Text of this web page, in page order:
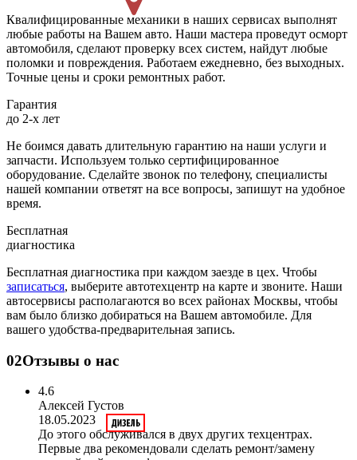
Квалифицированные механики в наших сервисах выполнят
любые работы на Вашем авто. Наши мастера проведут осморт
автомобиля, сделают проверку всех систем, найдут любые
поломки и повреждения. Работаем ежедневно, без выходных.
Точные цены и сроки ремонтных работ.
Гарантия
до 2-х лет
Не боимся давать длительную гарантию на наши услуги и
запчасти. Используем только сертифицированное
оборудование. Сделайте звонок по телефону, специалисты
нашей компании ответят на все вопросы, запишут на удобное
время.
Бесплатная
диагностика
Бесплатная диагностика при каждом заезде в цех. Чтобы
записаться, выберите автотехцентр на карте и звоните. Наши
автосервисы располагаются во всех районах Москвы, чтобы
вам было близко добираться на Вашем автомобиле. Для
вашего удобства-предварительная запись.
02Отзывы о нас
4.6
Алексей Густов
18.05.2023
До этого обслуживался в двух других техцентрах.
Первые два рекомендовали сделать ремонт/замену